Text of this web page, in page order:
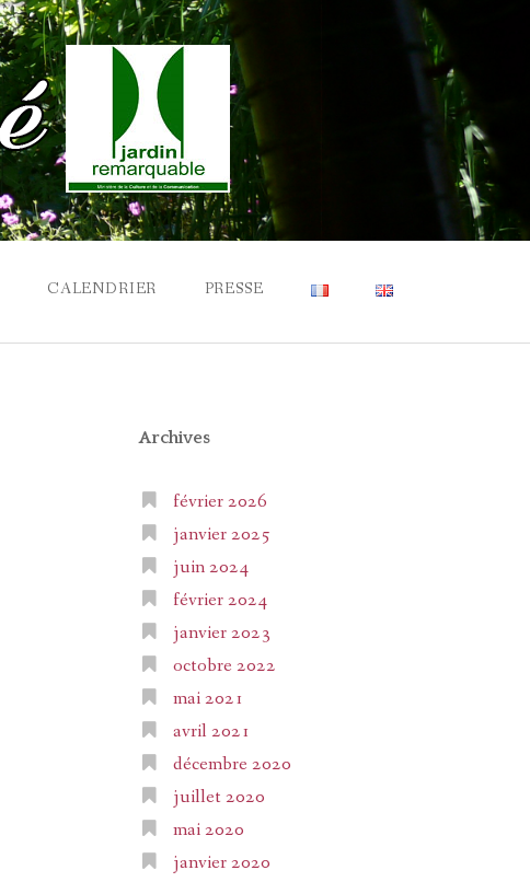
CALENDRIER PRESSE
Archives
février 2026
janvier 2025
juin 2024
février 2024
janvier 2023
octobre 2022
mai 2021
avril 2021
décembre 2020
juillet 2020
mai 2020
janvier 2020